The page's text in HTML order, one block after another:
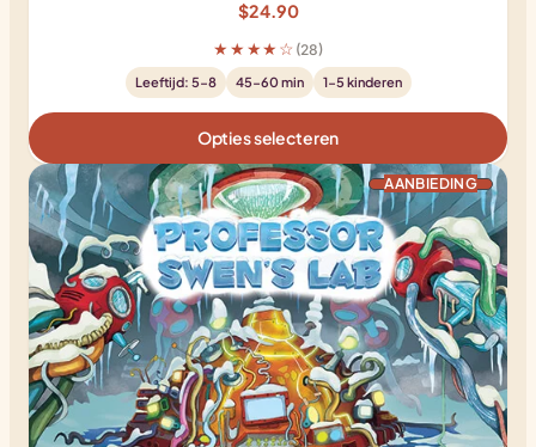
$24.90
★★★★☆ (28)
Leeftijd: 5-8 45-60 min 1-5 kinderen
Opties selecteren
AANBIEDINGPRODUCT IN DE